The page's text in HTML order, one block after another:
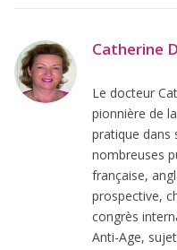
Catherine
Le docteur
pionnière de
pratique dans
nombreuses
française,
prospective,
congrès
Anti-Age,